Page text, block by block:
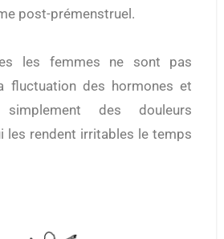
post-prémenstruel.
les femmes ne sont pas
fluctuation des hormones et
des douleurs
les rendent irritables le temps